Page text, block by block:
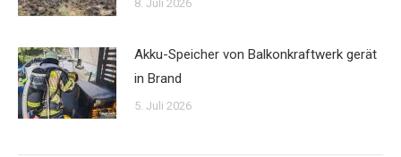
8. Juli 2026
Akku-Speicher von Balkonkraftwerk gerät
in Brand
5. Juli 2026